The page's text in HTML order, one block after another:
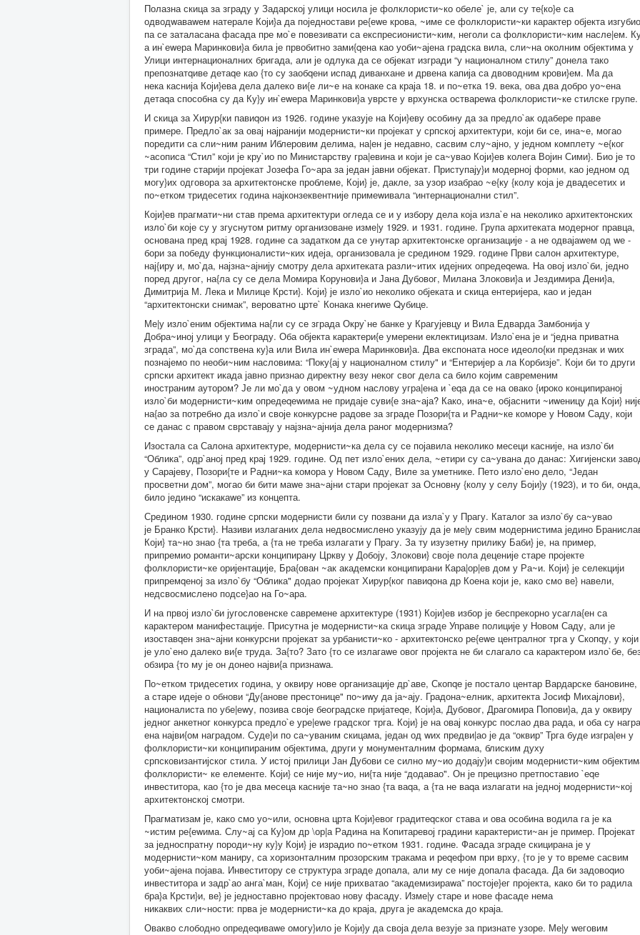
Полазна скица за зграду у Задарској улици носила је фолклористи~ко обеле` је, али су те{ко}е са
одводwаваwем натерале Који}а да поједностави ре{еwе крова, ~име се фолклористи~ки карактер објекта
па се заталасана фасада пре мо`е повезивати са експресионисти~ким, неголи са фолклористи~ким насле|ем.
а ин`еwера Маринкови}а била је првобитно зами{qена као уоби~ајена градска вила, сли~на околним објектима у
Улици интернационалних бригада, али је одлука да се објекат изгради “у националном стилу” донела тако
препознатqиве детаqе као {то су заобqени испад диванхане и дрвена капија са двоводним крови}ем. Ма да
нека каснија Који}ева дела далеко ви{е ли~е на конаке са краја 18. и по~етка 19. века, ова два добро уо~ена
детаqа способна су да Ку}у ин`еwера Маринкови}а уврсте у врхунска оствареwа фолклористи~ке стилске групе.
И скица за Хирур{ки павиqон из 1926. године указује на Који}еву особину да за предло`ак одабере праве
примере. Предло`ак за овај најранији модернисти~ки пројекат у српској архитектури, који би се, ина~е, могао
поредити са сли~ним раним Иблеровим делима, на|ен је недавно, сасвим слу~ајно, у једном комплету ~е{ког
~асописа “Стил” који је кру`ио по Министарству гра|евина и који је са~увао Који}ев колега Војин Сими}. Био је то
три године старији пројекат Јозефа Го~ара за један јавни објекат. Приступају}и модерној форми, као једном од
могу}их одговора за архитектонске проблеме, Који} је, дакле, за узор изабрао ~е{ку {колу која је двадесетих и
по~етком тридесетих година најконзеквентније примеwивала “интернационални стил”.
Који}ев прагмати~ни став према архитектури огледа се и у избору дела која изла`е на неколико архитектонских
изло`би које су у згуснутом ритму организоване изме|у 1929. и 1931. године. Група архитеката модерног правца,
основана пред крај 1928. године са задатком да се унутар архитектонске организације - а не одвајаwем од wе -
бори за победу функционалисти~ких идеја, организовала је средином 1929. године Први салон архитектуре,
нај{иру и, мо`да, најзна~ајнију смотру дела архитеката разли~итих идејних опредеqеwа. На овој изло`би, једно
поред другог, на{ла су се дела Момира Корунови}а и Јана Дубовог, Милана Злокови}а и Јездимира Дени}а,
Димитрија М. Лека и Милице Крсти}. Који} је изло`ио неколико објеката и скица ентеријера, као и један
“архитектонски снимак”, вероватно црте` Конака кнегиwе Qубице.
Ме|у изло`еним објектима на{ли су се зграда Окру`не банке у Крагујевцу и Вила Едварда Замбонија у
Добра~иној улици у Београду. Оба објекта карактери{е умерени еклектицизам. Изло`ена је и “једна приватна
зграда”, мо`да сопствена ку}а или Вила ин`еwера Маринкови}а. Два експоната носе идеоло{ки предзнак и wих
познајемо по необи~ним насловима: “Поку{ај у националном стилу" и “Ентеријер а ла Корбизје”. Који би то други
српски архитект икада јавно признао директну везу неког свог дела са било којим савременим
иностраним аутором? Је ли мо`да у овом ~удном наслову угра|ена и `еqа да се на овако {ироко конципираној
изло`би модернисти~ким опредеqеwима не придаје суви{е зна~аја? Како, ина~е, објаснити ~иwеницу да Који}
на{ао за потребно да изло`и своје конкурсне радове за зграде Позори{та и Радни~ке коморе у Новом Саду, који
се данас с правом сврставају у најзна~ајнија дела раног модернизма?
Изостала са Салона архитектуре, модернисти~ка дела су се појавила неколико месеци касније, на изло`би
“Облика”, одр`аној пред крај 1929. године. Од пет изло`ених дела, ~етири су са~увана до данас: Хигијенски
у Сарајеву, Позори{те и Радни~ка комора у Новом Саду, Виле за уметнике. Пето изло`ено дело, “Један
просветни дом”, могао би бити маwе зна~ајни стари пројекат за Основну {колу у селу Боји}у (1923), и то би, онда,
било једино “искакаwе” из концепта.
Средином 1930. године српски модернисти били су позвани да изла`у у Прагу. Каталог за изло`бу са~увао
је Бранко Крсти}. Називи излаганих дела недвосмислено указују да је ме|у свим модернистима једино
Који} та~но знао {та треба, а {та не треба излагати у Прагу. За ту изузетну прилику Баби} је, на пример,
припремио романти~арски конципирану Цркву у Добоју, Злокови} своје пола деценије старе пројекте
фолклористи~ке оријентације, Бра{ован ~ак академски конципирани Кара|ор|ев дом у Ра~и. Који} је селекцији
припремqеној за изло`бу “Облика" додао пројекат Хирур{ког павиqона др Коена који је, како смо ве} навели,
недсвосмислено подсе}ао на Го~ара.
И на првој изло`би југословенске савремене архитектуре (1931) Који}ев избор је беспрекорно усагла{ен са
карактером манифестације. Присутна је модернисти~ка скица зграде Управе полиције у Новом Саду, али је
изоставqен зна~ајни конкурсни пројекат за урбанисти~ко - архитектонско ре{еwе централног трга у Скопqу, у који
је уло`ено далеко ви{е труда. За{то? Зато {то се излагаwе овог пројекта не би слагало са карактером изло`бе,
обзира {то му је он донео најви{а признаwа.
По~етком тридесетих година, у оквиру нове организације др`аве, Скопqе је постало центар Вардарске бановине,
а старе идеје о обнови “Ду{анове престонице" по~иwу да ја~ају. Градона~елник, архитекта Јосиф Михајлови},
националиста по убе|еwу, позива своје београдске пријатеqе, Који}а, Дубовог, Драгомира Попови}а, да у оквиру
једног анкетног конкурса предло`е уре|еwе градског трга. Који} је на овај конкурс послао два рада, и оба су
ена најви{ом наградом. Суде}и по са~уваним скицама, један од wих предви|ао је да “оквир” Трга буде изгра|ен у
фолклористи~ки конципираним објектима, други у монументалним формама, блиским духу
српсковизантијског стила. У истој прилици Јан Дубови се силно му~ио додају}и својим модернисти~ким
фолклористи~ ке елементе. Који} се није му~ио, ни{та није “додавао". Он је прецизно претпоставио `еqе
инвеститора, као {то је два месеца касније та~но знао {та ваqа, а {та не ваqа излагати на једној модернисти~кој
архитектонској смотри.
Прагматизам је, како смо уо~или, основна црта Који}евог градитеqског става и ова особина водила га је ка
~истим ре{еwима. Слу~ај са Ку}ом др \ор|а Радина на Копитаревој градини карактеристи~ан је пример. Пројекат
за једноспратну породи~ну ку}у Који} је израдио по~етком 1931. године. Фасада зграде скицирана је у
модернисти~ком маниру, са хоризонталним прозорским тракама и реqефом при врху, {то је у то време сасвим
уоби~ајена појава. Инвеститору се структура зграде допала, али му се није допала фасада. Да би задовоqио
инвеститора и задр`ао анга`ман, Који} се није прихватао “академизираwа” постоје}ег пројекта, како би то радила
бра}а Крсти}и, ве} је једноставно пројектовао нову фасаду. Изме|у старе и нове фасаде нема
никаквих сли~ности: прва је модернисти~ка до краја, друга је академска до краја.
Овакво слободно опредеqиваwе омогу}ило је Који}у да своја дела везује за признате узоре. Ме|у wеговим